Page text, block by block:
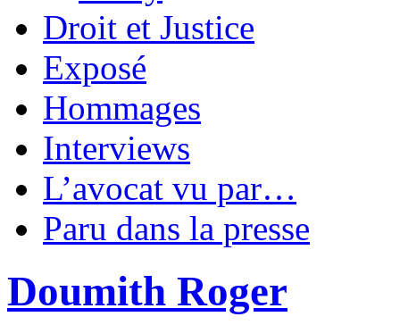
Droit et Justice
Exposé
Hommages
Interviews
L’avocat vu par…
Paru dans la presse
Doumith Roger